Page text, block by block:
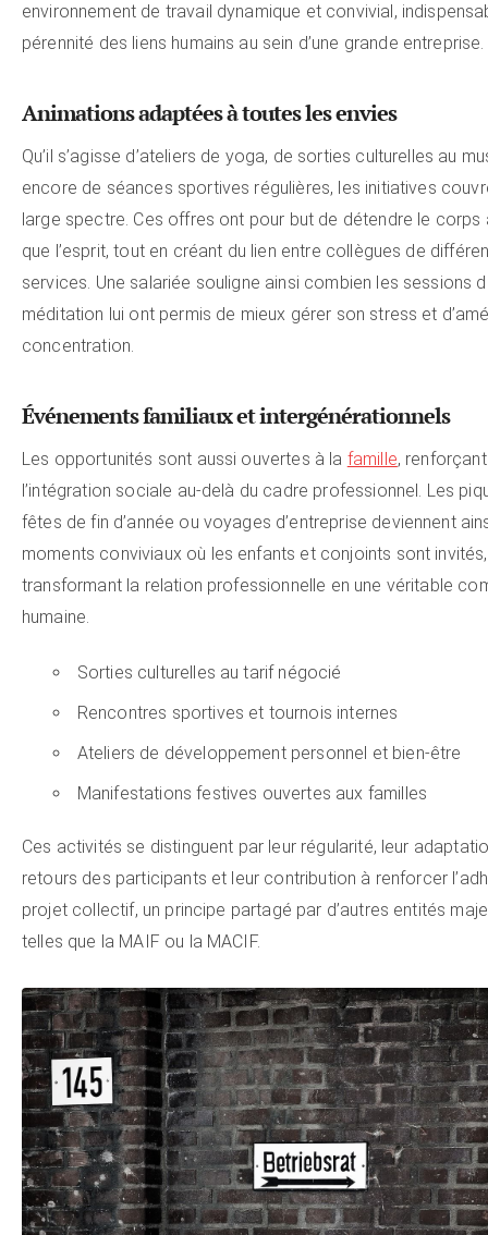
environnement de travail dynamique et convivial,
pérennité des liens humains au sein d’une grande entreprise.
Animations adaptées à toutes les envies
Qu’il s’agisse d’ateliers de yoga, de sorties culturelles au
encore de séances sportives régulières, les initiatives
large spectre. Ces offres ont pour but de détendre le corps
que l’esprit, tout en créant du lien entre collègues de
services. Une salariée souligne ainsi combien les sessions
méditation lui ont permis de mieux gérer son stress et
concentration.
Événements familiaux et intergénérationnels
Les opportunités sont aussi ouvertes à la famille, renforçant
l’intégration sociale au-delà du cadre professionnel. Les
fêtes de fin d’année ou voyages d’entreprise deviennent
moments conviviaux où les enfants et conjoints sont invités,
transformant la relation professionnelle en une véritable
humaine.
Sorties culturelles au tarif négocié
Rencontres sportives et tournois internes
Ateliers de développement personnel et bien-être
Manifestations festives ouvertes aux familles
Ces activités se distinguent par leur régularité, leur
retours des participants et leur contribution à renforcer
projet collectif, un principe partagé par d’autres entités
telles que la MAIF ou la MACIF.